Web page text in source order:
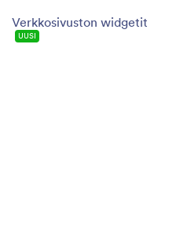
Verkkosivuston widgetit
UUSI